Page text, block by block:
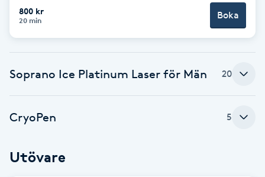
Gravidmassage
Gravidyoga
H
800 kr
20 min Boka
Soprano Ice Platinum Laser för Män 20
CryoPen 5
Utövare